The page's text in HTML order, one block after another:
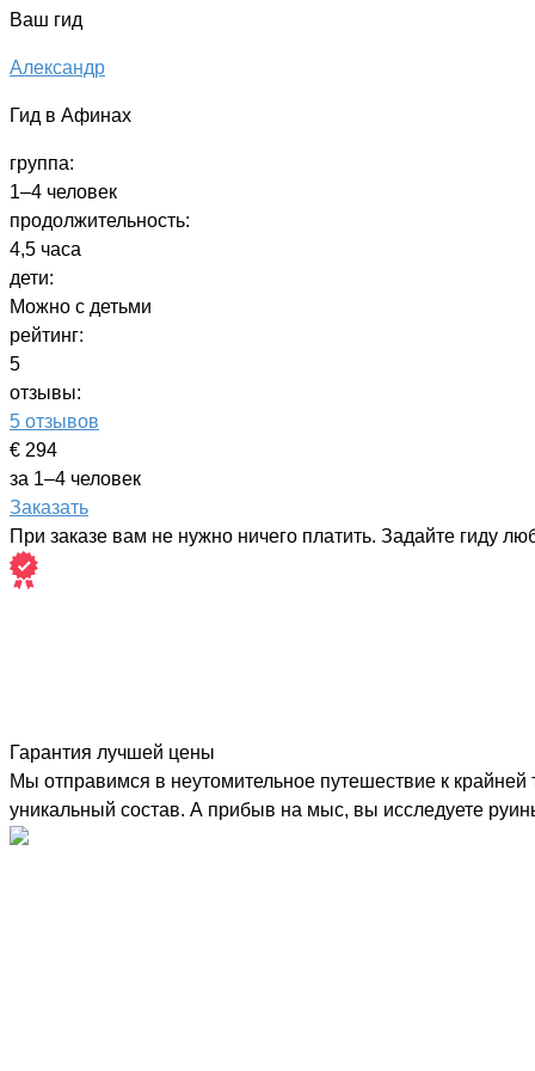
Ваш гид
Александр
Гид в Афинах
группа:
1–4 человек
продолжительность:
4,5 часа
дети:
Можно с детьми
рейтинг:
5
отзывы:
5 отзывов
€ 294
за 1–4 человек
Заказать
При заказе вам не нужно ничего платить. Задайте гиду
Гарантия лучшей цены
Мы отправимся в неутомительное путешествие к
уникальный состав. А прибыв на мыс, вы исследуете